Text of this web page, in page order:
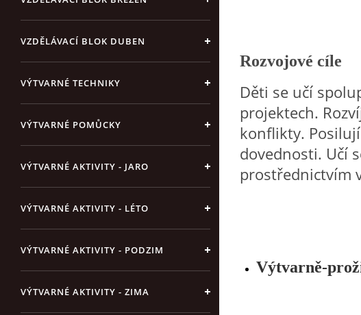
VZDĚLÁVACÍ BLOK DUBEN
VÝTVARNÉ TECHNIKY
VÝTVARNÉ POMŮCKY
VÝTVARNÉ AKTIVITY - JARO
VÝTVARNÉ AKTIVITY - LÉTO
VÝTVARNÉ AKTIVITY - PODZIM
VÝTVARNÉ AKTIVITY - ZIMA
Rozvojové cíle
Děti se učí
projektech.
konflikty.
dovednosti. Učí
prostřednictvím
Výtvarně-